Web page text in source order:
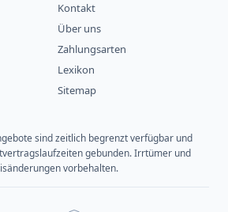
Kontakt
Über uns
Zahlungsarten
Lexikon
Sitemap
sind zeitlich begrenzt verfügbar und
gebunden. Irrtümer und
vorbehalten.